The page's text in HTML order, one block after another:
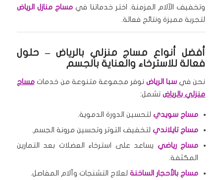
وتخفيف الآلام المزمنة. اختر خدماتنا في مساج منازل الرياض
لتجربة مميزة ونتائج فعالة.
أفضل أنواع مساج منزلي بالرياض – حلول
فعالة للاسترخاء والعناية بالجسم
نحن في سبا الرياضنوفر مجموعة متنوعة من خدماتمساج
منزلي بالرياضتشمل:
مساج سويديلتحسين الدورة الدموية.
مساج تايلانديلتخفيف التوتر وتحسين مرونة الجسم.
مساج رياضي يساعد على استرخاء العضلات بعد التمارين
المكثفة.
مساج بالأحجار الساخنةلعلاج التشنجات وآلام المفاصل.